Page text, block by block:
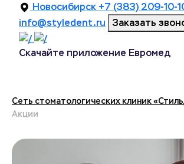
Новосибирск +7 (383) 209-10-
info@styledent.ru
Заказать
Скачайте приложение Евромед
Сеть стоматологических клиник
Акции